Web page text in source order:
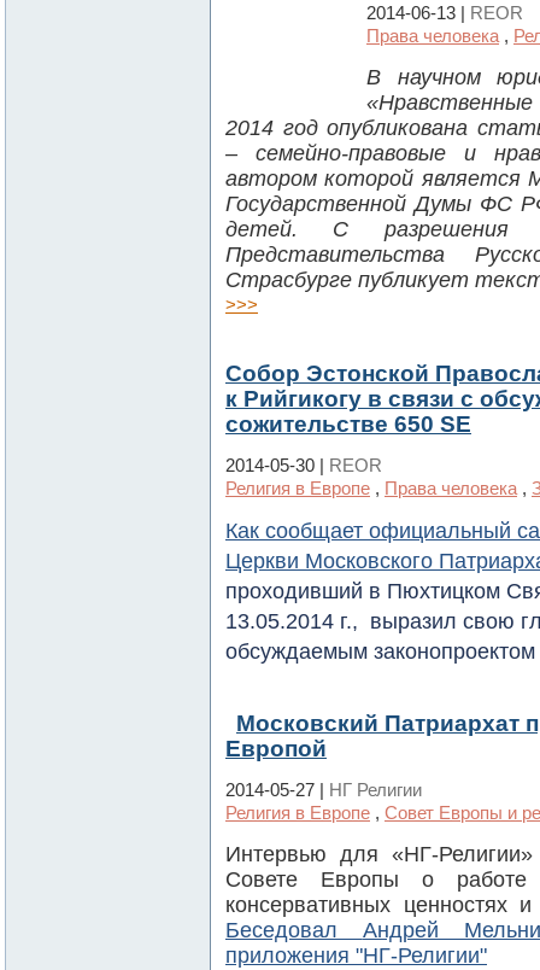
2014-06-13 | REOR
Права человека ,
В научном
2014 год опубликована
– семейно-правовые и
автором которой является
Государственной Думы ФС
детей. С разрешения
Представительства
Страсбурге публикует
>>>
Собор Эcтонской
к Рийгикогу в связи с
сожительстве 650 SE
2014-05-30 | REOR
Религия в Европе , Права человека ,
Как сообщает официальный
Церкви Московского
проходивший в Пюхтицком
13.05.2014 г., выразил свою
обсуждаемым
Московский Патриархат
Европой
2014-05-27 | НГ Религии
Религия в Европе , Совет Европы и
Интервью для «НГ-
Совете Европы о работе
консервативных ценностях
Беседовал Андрей
приложения "НГ-Религии"